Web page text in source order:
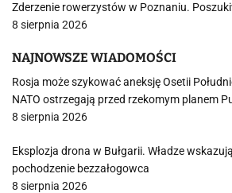
Zderzenie rowerzystów w Poznaniu.
8 sierpnia 2026
NAJNOWSZE WIADOMOŚCI
Rosja może szykować aneksję Osetii
NATO ostrzegają przed rzekomym planem
8 sierpnia 2026
Eksplozja drona w Bułgarii. Władze
pochodzenie bezzałogowca
8 sierpnia 2026